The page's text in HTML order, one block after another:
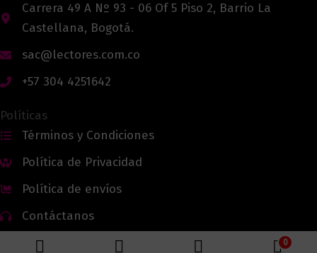
Carrera 49 A Nº 93 - 06 Of 5 Piso 2, Barrio La
Castellana, Bogotá.
sac@lectores.com.co
+57 304 4251642
Políticas
Términos y Condiciones
Política de Privacidad
Política de envíos
Contáctanos
0